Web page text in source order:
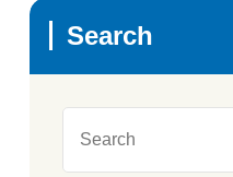
Search